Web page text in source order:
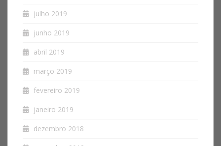
julho 2019
junho 2019
abril 2019
março 2019
fevereiro 2019
janeiro 2019
dezembro 2018